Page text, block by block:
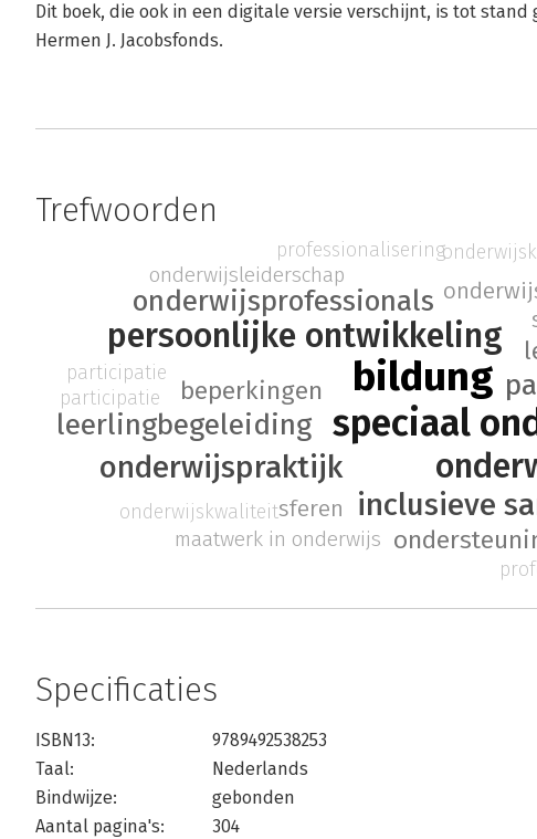
Dit boek, die ook in een digitale versie verschijnt, is tot
Hermen J. Jacobsfonds.
Trefwoorden
bildung
speciaal
persoonlijke ontwikkeling
inclusieve
onderwijspraktijk
leerlingbegeleiding
onderwijsprofessionals
beperkingen
sferen
maatwerk in onderwijs
onderwijsleiderschap
onderwijskwaliteit
professionalisering
participatie
participatie
Specificaties
ISBN13:
9789492538253
Taal:
Nederlands
Bindwijze:
gebonden
Aantal pagina's:
304